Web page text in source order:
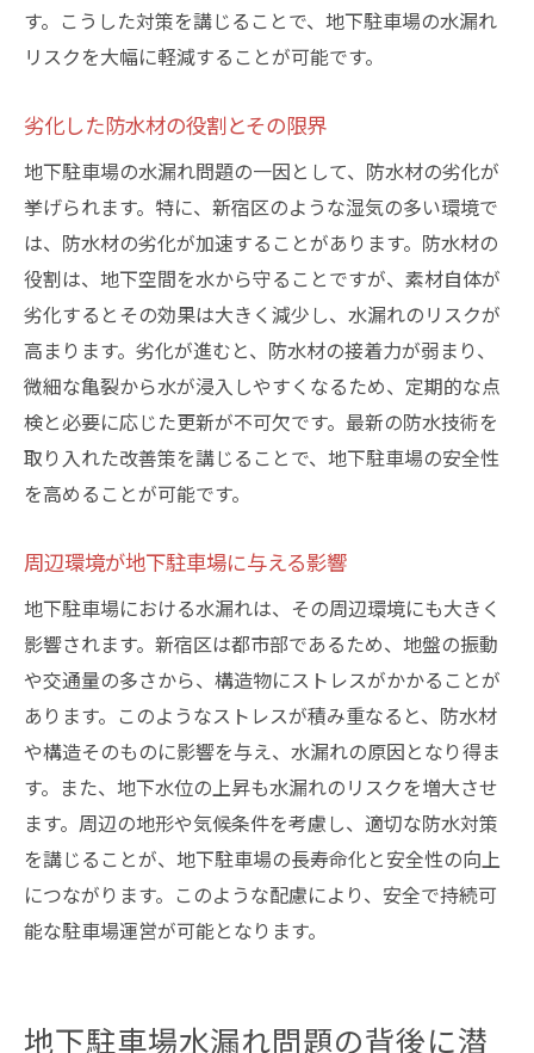
利用者の満足度を向上させるサービス
安全性を確保するための監視システム
効率的なスペース運用のためのレイアウト
新技術を取り入れた駐車場運営
未来の駐車場管理を見据えたプランニング
す。こうした対策を講じることで、地下駐車場の水漏れ
リスクを大幅に軽減することが可能です。
劣化した防水材の役割とその限界
地下駐車場の水漏れ問題の一因として、防水材の劣化が
挙げられます。特に、新宿区のような湿気の多い環境で
は、防水材の劣化が加速することがあります。防水材の
役割は、地下空間を水から守ることですが、素材自体が
劣化するとその効果は大きく減少し、水漏れのリスクが
高まります。劣化が進むと、防水材の接着力が弱まり、
微細な亀裂から水が浸入しやすくなるため、定期的な点
検と必要に応じた更新が不可欠です。最新の防水技術を
取り入れた改善策を講じることで、地下駐車場の安全性
を高めることが可能です。
周辺環境が地下駐車場に与える影響
地下駐車場における水漏れは、その周辺環境にも大きく
影響されます。新宿区は都市部であるため、地盤の振動
や交通量の多さから、構造物にストレスがかかることが
あります。このようなストレスが積み重なると、防水材
や構造そのものに影響を与え、水漏れの原因となり得ま
す。また、地下水位の上昇も水漏れのリスクを増大させ
ます。周辺の地形や気候条件を考慮し、適切な防水対策
を講じることが、地下駐車場の長寿命化と安全性の向上
につながります。このような配慮により、安全で持続可
能な駐車場運営が可能となります。
地下駐車場水漏れ問題の背後に潜